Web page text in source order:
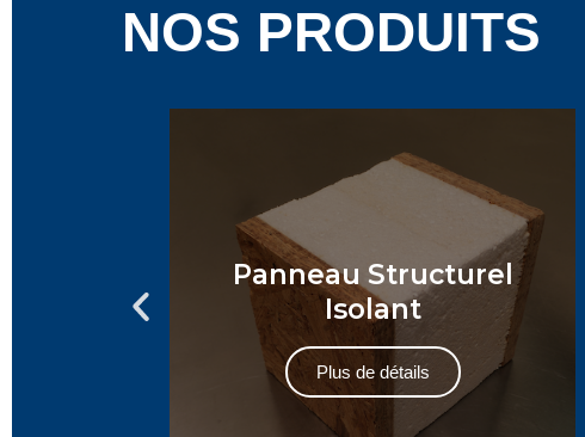
NOS PRODUITS
Panneau Structurel
Isolant
Plus de détails